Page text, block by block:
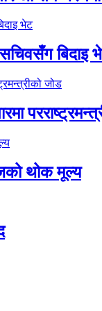
सचिवसँग बिदाइ
थोक मूल्य